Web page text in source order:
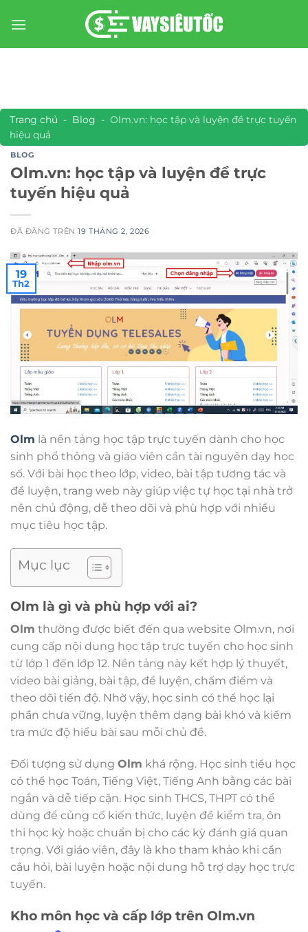
đến
Trang chủ - Blog - Olm.vn: học tập và luyện đề trực tuyến
hiệu quả
BLOG
Olm.vn: học tập và luyện đề trực
tuyến hiệu quả
ĐÃ ĐĂNG TRÊN19 THÁNG 2, 2026
19
Th2
Olm là nền tảng học tập trực tuyến dành cho học
sinh phổ thông và giáo viên cần tài nguyên dạy học
số. Với bài học theo lớp, video, bài tập tương tác và
đề luyện, trang web này giúp việc tự học tại nhà trở
nên chủ động, dễ theo dõi và phù hợp với nhiều
mục tiêu học tập.
Mục lục
Olm là gì và phù hợp với ai?
Olm thường được biết đến qua website Olm.vn, nơi
cung cấp nội dung học tập trực tuyến cho học sinh
từ lớp 1 đến lớp 12. Nền tảng này kết hợp lý thuyết,
video bài giảng, bài tập, đề luyện, chấm điểm và
theo dõi tiến độ. Nhờ vậy, học sinh có thể học lại
phần chưa vững, luyện thêm dạng bài khó và kiểm
tra mức độ hiểu bài sau mỗi chủ đề.
Đối tượng sử dụng Olm khá rộng. Học sinh tiểu học
có thể học Toán, Tiếng Việt, Tiếng Anh bằng các bài
ngắn và dễ tiếp cận. Học sinh THCS, THPT có thể
dùng để củng cố kiến thức, luyện đề kiểm tra, ôn
thi học kỳ hoặc chuẩn bị cho các kỳ đánh giá quan
trọng. Với giáo viên, đây là kho tham khảo khi cần
câu hỏi, bài luyện hoặc nội dung hỗ trợ dạy học trực
tuyến.
Kho môn học và cấp lớp trên Olm.vn